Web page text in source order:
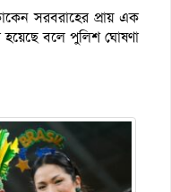
সরবরাহের প্রায় এক
হয়েছে বলে পুলিশ ঘোষণা